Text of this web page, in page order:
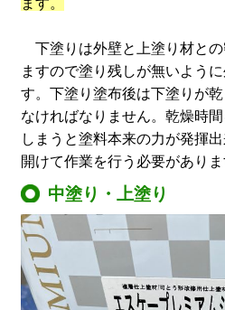
下塗りは外壁と上塗り材との
ますので塗り残しが無いよう
す。下塗り塗布後は下塗りが
なければなりません。乾燥時
しまうと塗料本来の力が発揮
開けて作業を行う必要がありま
中塗り・上塗り